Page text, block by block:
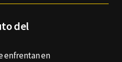
del
enfrentan en